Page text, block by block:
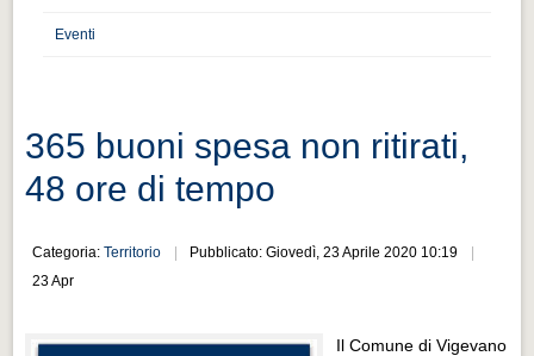
Cultura e turismo 4.0
Cultura e turismo 4.0
PROGETTI
Progetti Aperti
Eventi
365 buoni spesa non ritirati,
48 ore di tempo
Categoria:Territorio
Pubblicato: Giovedì, 23 Aprile 2020 10:19
23 Apr
Il Comune di Vigevano